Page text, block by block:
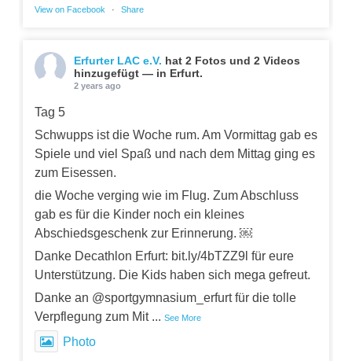
View on Facebook · Share
Erfurter LAC e.V. hat 2 Fotos und 2 Videos
hinzugefügt — in Erfurt.
2 years ago
Tag 5
Schwupps ist die Woche rum. Am Vormittag gab es
Spiele und viel Spaß und nach dem Mittag ging es
zum Eisessen.
die Woche verging wie im Flug. Zum Abschluss
gab es für die Kinder noch ein kleines
Abschiedsgeschenk zur Erinnerung. ￼
Danke Decathlon Erfurt: bit.ly/4bTZZ9l für eure
Unterstützung. Die Kids haben sich mega gefreut.
Danke an @sportgymnasium_erfurt für die tolle
Verpflegung zum Mit ... See More
Photo